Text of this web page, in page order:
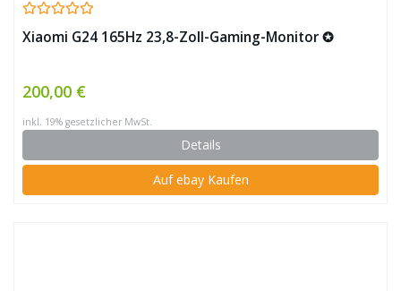
Xiaomi G24 165Hz 23,8-Zoll-Gaming-Monitor ✪
200,00 €
inkl. 19% gesetzlicher MwSt.
Details
Auf ebay Kaufen